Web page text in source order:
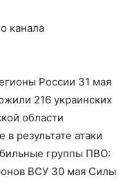
канала
России 31 мая
216 украинских
области
результате атаки
группы ПВО:
ВСУ 30 мая Силы